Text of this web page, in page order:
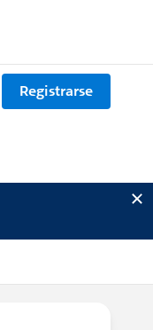
Registrarse